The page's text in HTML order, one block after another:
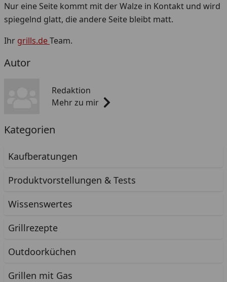
Nur eine Seite kommt mit der Walze in Kontakt und wird
spiegelnd glatt, die andere Seite bleibt matt.
Ihr grills.deTeam.
Autor
Redaktion
Mehr zu mir
Kategorien
Kaufberatungen
Produktvorstellungen & Tests
Wissenswertes
Grillrezepte
Outdoorküchen
Grillen mit Gas